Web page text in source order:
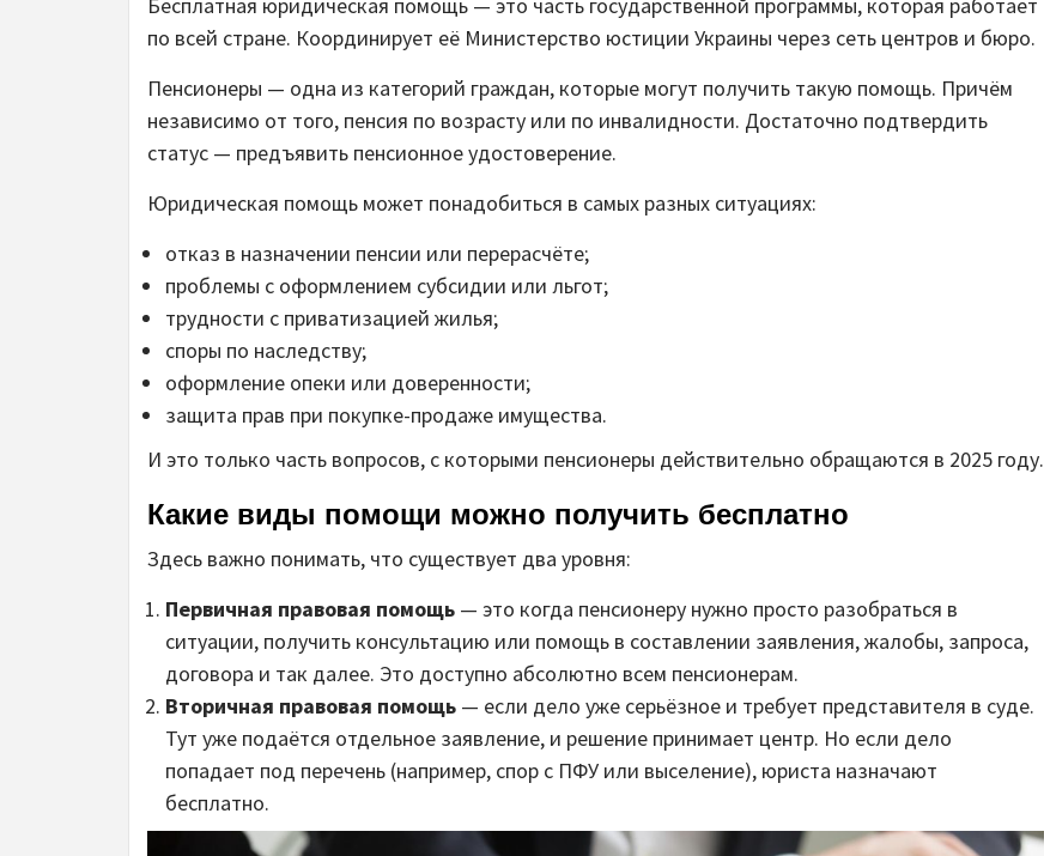
по всей стране. Координирует её Министерство юстиции Украины через сеть центров и бюро.
Пенсионеры — одна из категорий граждан, которые могут получить такую помощь. Причём
независимо от того, пенсия по возрасту или по инвалидности. Достаточно подтвердить
статус — предъявить пенсионное удостоверение.
Юридическая помощь может понадобиться в самых разных ситуациях:
отказ в назначении пенсии или перерасчёте;
проблемы с оформлением субсидии или льгот;
трудности с приватизацией жилья;
споры по наследству;
оформление опеки или доверенности;
защита прав при покупке-продаже имущества.
И это только часть вопросов, с которыми пенсионеры действительно обращаются в 2025 году.
Какие виды помощи можно получить бесплатно
Здесь важно понимать, что существует два уровня:
Первичная правовая помощь — это когда пенсионеру нужно просто разобраться в
ситуации, получить консультацию или помощь в составлении заявления, жалобы, запроса,
договора и так далее. Это доступно абсолютно всем пенсионерам.
Вторичная правовая помощь — если дело уже серьёзное и требует представителя в суде.
Тут уже подаётся отдельное заявление, и решение принимает центр. Но если дело
попадает под перечень (например, спор с ПФУ или выселение), юриста назначают
бесплатно.